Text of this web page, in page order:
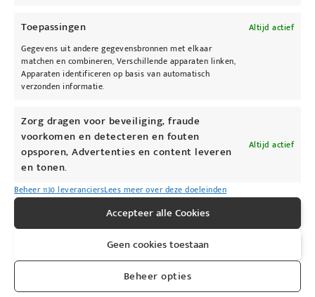
Toepassingen
Altijd actief
Gegevens uit andere gegevensbronnen met elkaar
matchen en combineren, Verschillende apparaten linken,
Apparaten identificeren op basis van automatisch
verzonden informatie.
Zorg dragen voor beveiliging, fraude
voorkomen en detecteren en fouten
opsporen, Advertenties en content leveren
en tonen.
Altijd actief
Beheer 1130 leveranciersLees meer over deze doeleinden
Accepteer alle Cookies
Geen cookies toestaan
Beheer opties
niet veel product nodig. Begin met een beetje
en bouw op indien nodig. Meng en blend de
kleuren tot het gewenste resultaat.
TIP:Maak je oogschaduwpenseel vochtig met
kleur.
Niet zeker van je kleur? Kom langs bij KyBeau
kleurtest.